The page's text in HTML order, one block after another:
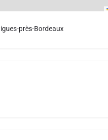
près-Bordeaux